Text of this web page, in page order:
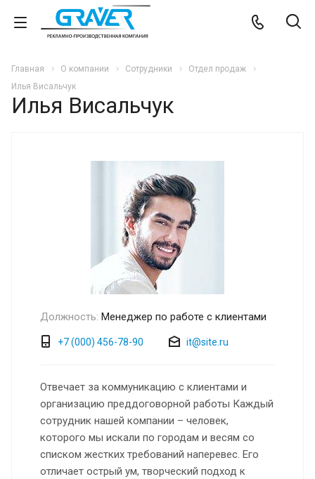
Главная О компании Сотрудники
Отдел продаж
Илья Висальчук
Илья Висальчук
Должность: Менеджер по работе с клиентами
+7 (000) 456-78-90 it@site.ru
Отвечает за коммуникацию с клиентами и
организацию преддоговорной работы Каждый
сотрудник нашей компании – человек,
которого мы искали по городам и весям со
списком жестких требований наперевес. Его
отличает острый ум, творческий подход к